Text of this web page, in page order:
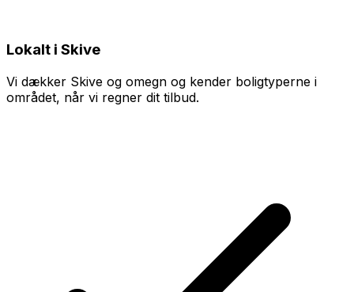
Lokalt i Skive
Vi dækker Skive og omegn og kender boligtyperne i
området, når vi regner dit tilbud.